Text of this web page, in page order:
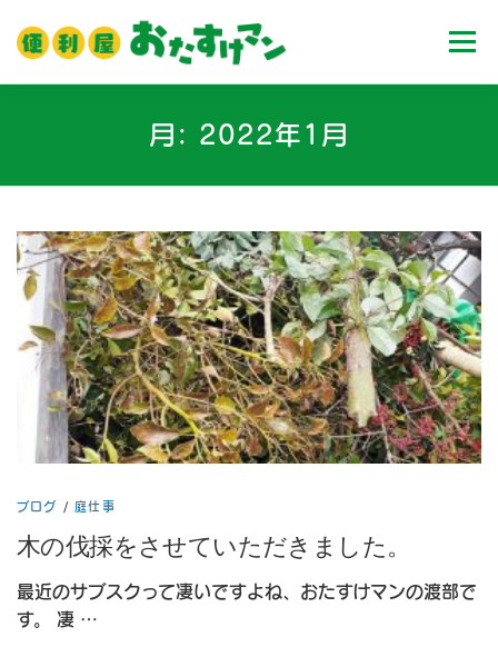
メニ
業務内容 料金 ご利用流れ
月: 2022年1月
ブログ / 庭仕事
木の伐採をさせていただきました。
最近のサブスクって凄いですよね、おたすけマンの渡部で
す。 凄 …